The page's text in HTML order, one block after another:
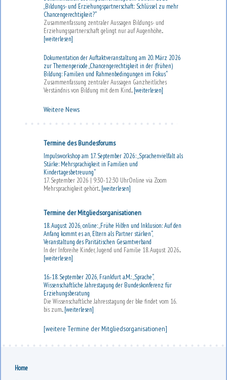
„Bildungs- und Erziehungspartnerschaft: Schlüssel zu mehr
Chancengerechtigkeit?“
Zusammenfassung zentraler Aussagen Bildungs- und
Erziehungspartnerschaft gelingt nur auf Augenhöhe...
[weiterlesen]
Dokumentation der Auftaktveranstaltung am 20. März 2026
zur Themenperiode „Chancengerechtigkeit in der (frühen)
Bildung: Familien und Rahmenbedingungen im Fokus“
Zusammenfassung zentraler Aussagen Ganzheitliches
Verständnis von Bildung mit dem Kind...[weiterlesen]
Weitere News
Termine des Bundesforums
Impulsworkshop am 17. September 2026: „Sprachenvielfalt als
Stärke: Mehrsprachigkeit in Familien und
Kindertagesbetreuung“
17. September 2026 | 9:30-12:30 UhrOnline via Zoom
Mehrsprachigkeit gehört...[weiterlesen]
Termine der Mitgliedsorganisationen
18. August 2026, online: „Frühe Hilfen und Inklusion: Auf den
Anfang kommt es an, Eltern als Partner stärken“,
Veranstaltung des Paritätischen Gesamtverband
In der Inforeihe Kinder, Jugend und Familie 18. August 2026...
[weiterlesen]
16.-18. September 2026, Frankfurt a.M.: „Sprache“,
Wissenschaftliche Jahrestagung der Bundeskonferenz für
Erziehungsberatung
Die Wissenschaftliche Jahresstagung der bke findet vom 16.
bis zum...[weiterlesen]
[weitere Termine der Mitgliedsorganisationen]
Home